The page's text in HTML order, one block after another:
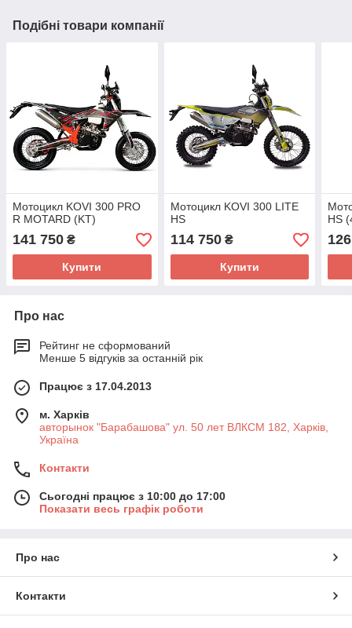
Подібні товари компанії
Мотоцикл KOVI 300 PRO
R MOTARD (KT)
141 750 ₴
Купити
Мотоцикл KOVI 300 LITE
HS
114 750₴
Купити
HS
Про нас
Рейтинг не сформований
Менше 5 відгуків за останній рік
Працює з 17.04.2013
м. Харків
авторынок "Барабашова" ул. 50 лет ВЛКСМ 182, Харків,
Україна
Контакти
Сьогодні працює з 10:00 до 17:00
Показати весь графік роботи
Про нас
Контакти